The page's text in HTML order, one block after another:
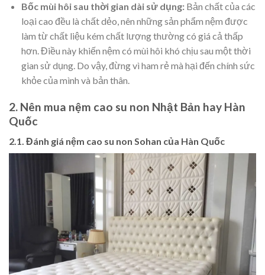
Bốc mùi hôi sau thời gian dài sử dụng:Bản chất của các
loại cao đều là chất dẻo, nên những sản phẩm nệm được
làm từ chất liệu kém chất lượng thường có giá cả thấp
hơn. Điều này khiến nệm có mùi hôi khó chịu sau một thời
gian sử dụng. Do vậy, đừng vì ham rẻ mà hại đến chính sức
khỏe của mình và bản thân.
2. Nên mua nệm cao su non Nhật Bản hay Hàn
Quốc
2.1. Đánh giá nệm cao su non Sohan của Hàn Quốc